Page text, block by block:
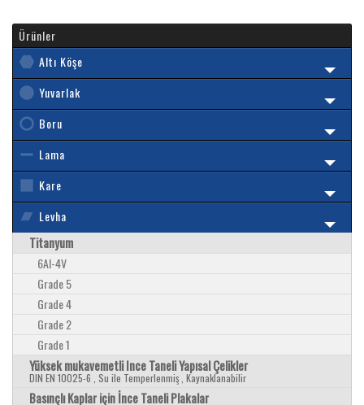
Ürünler
Altı Köşe
Yuvarlak
Boru
Lama
Kare
Levha
Titanyum
6Al-4V
Grade 5
Grade 4
Grade 2
Grade 1
Yüksek mukavemetli Ince Taneli Yapısal Çelikler
DIN EN 10025-6 , Su ile Temperlenmiş , Kaynaklanabilir
Basınçlı Kaplar için İnce Taneli Plakalar